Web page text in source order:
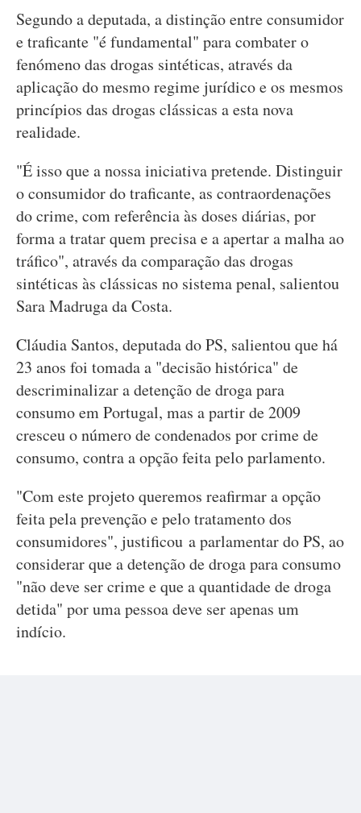
Segundo a deputada, a distinção entre consumidor
e traficante "é fundamental" para combater o
fenómeno das drogas sintéticas, através da
aplicação do mesmo regime jurídico e os mesmos
princípios das drogas clássicas a esta nova
realidade.
"É isso que a nossa iniciativa pretende. Distinguir
o consumidor do traficante, as contraordenações
do crime, com referência às doses diárias, por
forma a tratar quem precisa e a apertar a malha ao
tráfico", através da comparação das drogas
sintéticas às clássicas no sistema penal, salientou
Sara Madruga da Costa.
Cláudia Santos, deputada do PS, salientou que há
23 anos foi tomada a "decisão histórica" de
descriminalizar a detenção de droga para
consumo em Portugal, mas a partir de 2009
cresceu o número de condenados por crime de
consumo, contra a opção feita pelo parlamento.
"Com este projeto queremos reafirmar a opção
feita pela prevenção e pelo tratamento dos
consumidores", justificou a parlamentar do PS, ao
considerar que a detenção de droga para consumo
"não deve ser crime e que a quantidade de droga
detida" por uma pessoa deve ser apenas um
indício.